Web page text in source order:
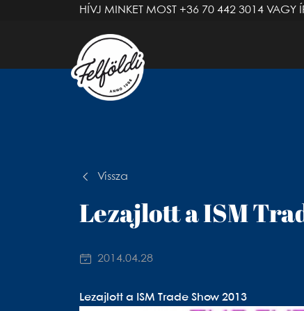
HÍVJ MINKET MOST +36 70 442 3014 VAGY
Vissza
Lezajlott a ISM
2014.04.28
Lezajlott a ISM Trade Show 2013